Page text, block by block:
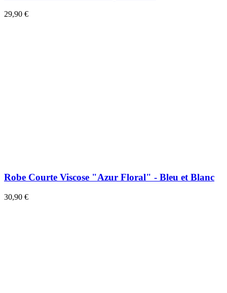
29,90 €
Robe Courte Viscose "Azur Floral" - Bleu et Blanc
30,90 €